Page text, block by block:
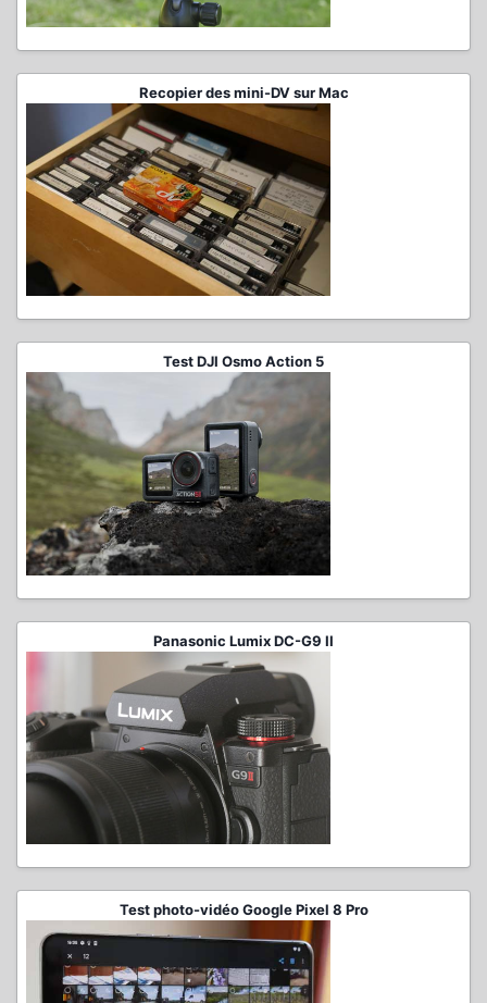
Recopier des mini-DV sur Mac
Test DJI Osmo Action 5
Panasonic Lumix DC-G9 II
Test photo-vidéo Google Pixel 8 Pro